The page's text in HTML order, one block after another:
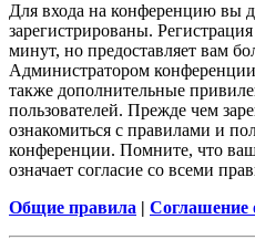
Для входа на конференцию вы
зарегистрированы.
минут, но предоставляет вам
Администратором
также дополнительные
пользователей. Прежде чем
ознакомиться с правилами и
конференции. Помните, что
означает согласие со всеми
Общие правила | Соглашение